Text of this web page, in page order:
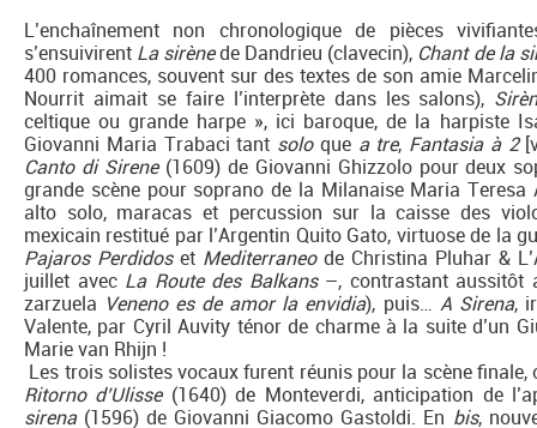
L’enchaînement non chronologique de pièces
s’ensuivirent La sirènede Dandrieu (clavecin), Chant de la
400 romances, souvent sur des textes de son amie
Nourrit aimait se faire l’interprète dans les salons),
celtique ou grande harpe », ici baroque, de la harpiste
Giovanni Maria Trabaci tant soloque a tre, Fantasia à 2
Canto di Sirene(1609) de Giovanni Ghizzolo pour deux
grande scène pour soprano de la Milanaise Maria
alto solo, maracas et percussion sur la caisse des
mexicain restitué par l’Argentin Quito Gato, virtuose de la
Pajaros Perdidoset Mediterraneode Christina Pluhar &
juillet avec La Route des Balkans–, contrastant aussitôt
zarzuela Veneno es de amor la envidia), puis… A Sirena,
Valente, par Cyril Auvity ténor de charme à la suite d’un
Marie van Rhijn !
Les trois solistes vocaux furent réunis pour la scène
Ritorno d’Ulisse(1640) de Monteverdi, anticipation de
sirena(1596) de Giovanni Giacomo Gastoldi. En bis,